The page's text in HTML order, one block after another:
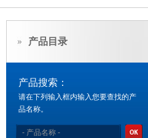
产品目录
产品搜索：
请在下列输入框内输入您要查找的产
品名称。